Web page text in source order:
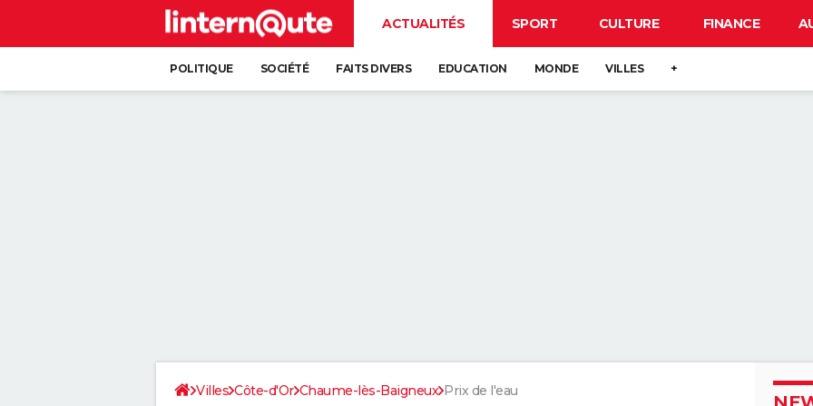
ACTUALITÉS SPORT CULTURE FINANCE
POLITIQUE SOCIÉTÉ FAITS DIVERS EDUCATION MONDE VILLES +
Villes Côte-d'Or Chaume-lès-Baigneux Prix de l'eau